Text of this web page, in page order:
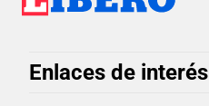
Enlaces de interés